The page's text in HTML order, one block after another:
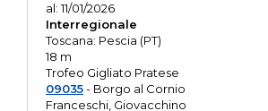
al: 11/01/2026
Interregionale
Toscana: Pescia (PT)
18 m
Trofeo Gigliato Pratese
09035- Borgo al Cornio
Franceschi, Giovacchino